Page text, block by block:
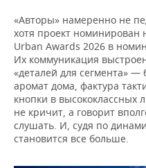
«Авторы» намеренно не
хотя проект
Urban Awards 2026 в
Их коммуникация
«деталей для сегмента»
аромат дома, фактура
кнопки в высококлассных
не кричит, а говорит
слушать. И, судя по
становится все больше.